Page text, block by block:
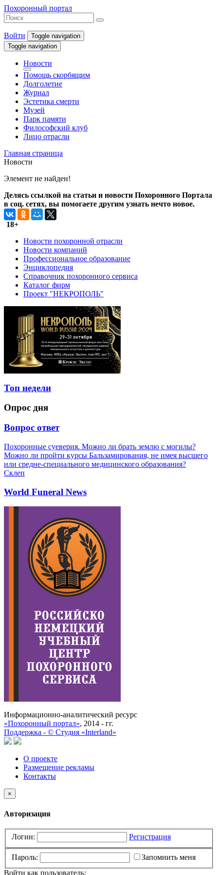
Похоронный портал
Войти
Toggle navigation
Toggle navigation
Новости
Помощь скорбящим
Долголетие
Журнал
Эстетика смерти
Музей
Парк памяти
Философский клуб
Лицо отрасли
Главная страница
Новости
Элемент не найден!
Делясь ссылкой на статьи и новости Похоронного Портала
в соц. сетях, вы помогаете другим узнать нечто новое.
18+
Новости похоронной отрасли
Новости компаний
Профессиональное образование
Энциклопедия
Справочник похоронного сервиса
Каталог фирм
Проект "НЕКРОПОЛЬ"
Топ недели
Опрос дня
Вопрос ответ
Похоронные суеверия. Можно ли брать землю с могилы?
Можно ли пройти курсы Бальзамирования, не имея высшего
или средне-специального медицинского образования?
Склеп
World Funeral News
Информационно-аналитический ресурс
«Похоронный портал», 2014 - гг.
Поддержка - © Cтудия «Interland»
О проекте
Размещение рекламы
Контакты
×
Авторизация
Логин: Регистрация
Пароль:
Запомнить меня
Войти как пользователь: